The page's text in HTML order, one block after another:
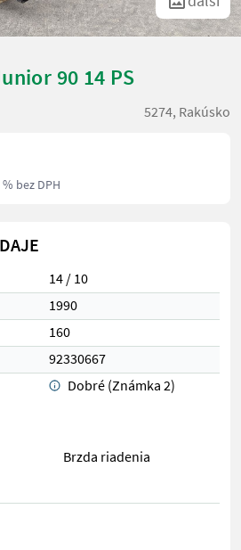
90 14 PS
5274, Rakúsko
bez DPH
14 / 10
1990
160
92330667
Dobré (Známka 2)
Brzda riadenia